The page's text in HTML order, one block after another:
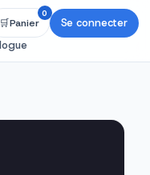
🛒Panier
0
Se connecter